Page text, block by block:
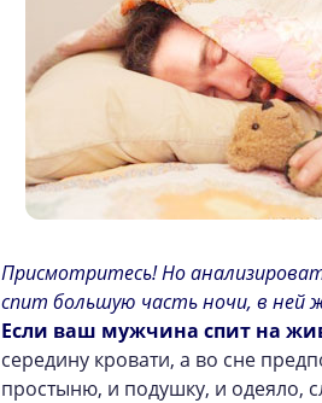
Присмотритесь! Но
спит большую часть ночи, в ней
Если ваш мужчина спит на
середину кровати, а во сне
простыню, и подушку, и одеяло,